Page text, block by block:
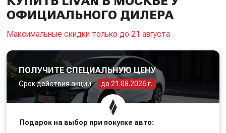
ОФИЦИАЛЬНОГО ДИЛЕРА
Максимальные скидки только до 21 августа
ПОЛУЧИТЕ СПЕЦИАЛЬНУЮ ЦЕНУ
Срок действия акции - до 21.08.2026 г.
Подарок на выбор при покупке авто: